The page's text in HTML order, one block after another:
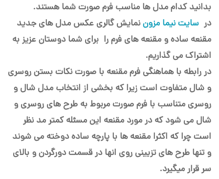
بدانید کدام مدل ها مناسب فرم صورت شما هستند.
در سایت نیما مزوننمایش گالری عکس مدل های جدید
مقنعه ساده و مقنعه های فرم را برای شما دوستان عزیز به
اشتراک می گذاریم.
در رابطه با هماهنگی فرم مقنعه با صورت نکات بستن روسری
و شال متفاوت است زیرا که بخشی از انتخاب مدل شال و
روسری متناسب با فرم صورت مربوط به طرح های روسری و
شال می شود که در مورد مقنعه این مسئله کمتر مد نظر
است چرا که اکثرا مقنعه ها با پارچه ساده دوخته می شوند
و تنها طرح های تزیینی روی انها در قسمت دورگردن و بالای
سر قرار میگیرد.